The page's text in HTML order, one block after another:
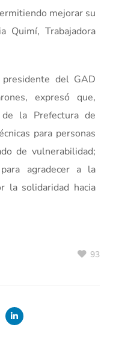
mejorar su
Quimí, Trabajadora
del GAD
expresó que,
la Prefectura de
para personas
de vulnerabilidad;
agradecer a la
la solidaridad hacia
93